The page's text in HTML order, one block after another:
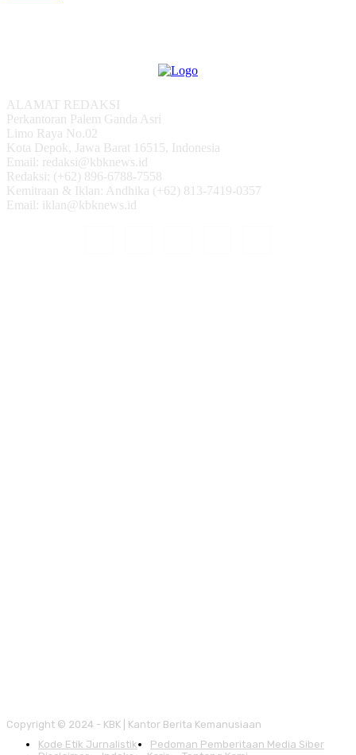
ALAMAT REDAKSI
Perkantoran Palem Ganda Asri
Limo Raya No.02
Kota Depok, Jawa Barat 16515, Indonesia
Email: redaksi@kbknews.id
Redaksi: (+62) 896-6788-7558
Kemitraan & Iklan: Andhika (+62) 813-7419-0357
Email: iklan@kbknews.id
Copyright © 2024 - KBK | Kantor Berita Kemanusiaan
Kode Etik Jurnalistik
Pedoman Pemberitaan Media Siber